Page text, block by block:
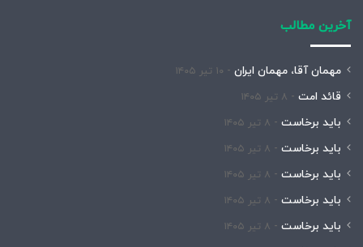
آخرین مطالب
مهمان آقا، مهمان ایران ۱۰ تیر ۱۴۰۵
قائد امت ۸ تیر ۱۴۰۵
باید برخاست ۸ تیر ۱۴۰۵
باید برخاست ۸ تیر ۱۴۰۵
باید برخاست ۸ تیر ۱۴۰۵
باید برخاست ۸ تیر ۱۴۰۵
باید برخاست ۸ تیر ۱۴۰۵